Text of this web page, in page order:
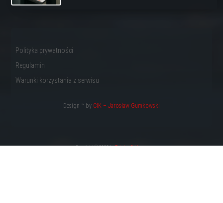
Polityka prywatności
Regulamin
Warunki korzystania z serwisu
Design ™ by CIK – Jarosław Gumkowski
Copyright © 2022 byTotalna Reklama